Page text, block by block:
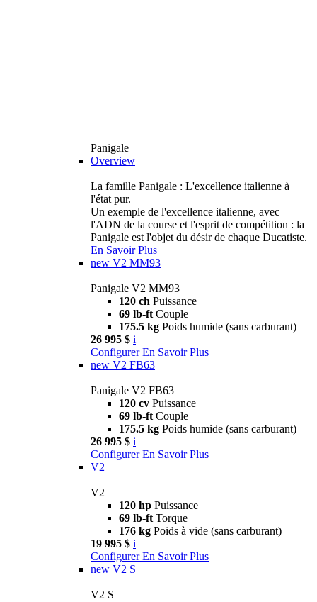
Panigale
Overview
La famille Panigale : L'excellence italienne à
l'état pur.
Un exemple de l'excellence italienne, avec
l'ADN de la course et l'esprit de compétition : la
Panigale est l'objet du désir de chaque Ducatiste.
En Savoir Plus
new V2 MM93
Panigale V2 MM93
120 ch Puissance
69 lb-ft Couple
175.5 kg Poids humide (sans carburant)
26 995 $ i
Configurer En Savoir Plus
new V2 FB63
Panigale V2 FB63
120 cv Puissance
69 lb-ft Couple
175.5 kg Poids humide (sans carburant)
26 995 $ i
Configurer En Savoir Plus
V2
V2
120 hp Puissance
69 lb-ft Torque
176 kg Poids à vide (sans carburant)
19 995 $ i
Configurer En Savoir Plus
new V2 S
V2 S